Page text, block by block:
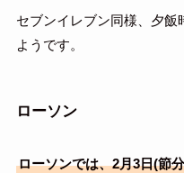
セブンイレブン同様、夕飯
ようです。
ローソン
ローソンでは、2月3日(節